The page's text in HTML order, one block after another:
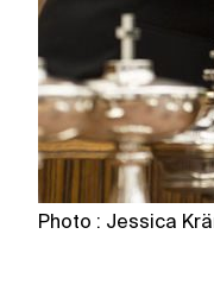
Photo : Jessica